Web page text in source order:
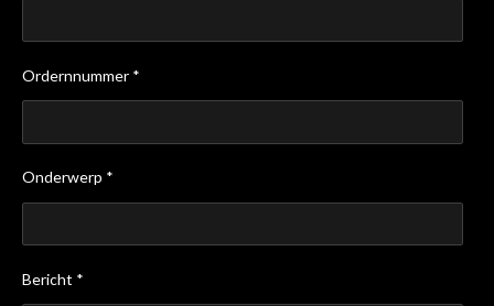
Ordernnummer *
Onderwerp *
Bericht *